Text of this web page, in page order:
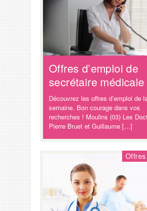
Offres d’emploi de
secrétaire
Découvrez les offres d’emploi de
semaine. Bon courage dans vos
recherches ! Moulins (03) Les
Pierre Bruet et Guillaume […]